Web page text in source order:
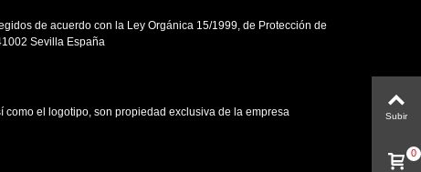
de acuerdo con la Ley Orgánica 15/1999, de Protección de
Sevilla España
el logotipo, son propiedad exclusiva de la empresa
Subir
0